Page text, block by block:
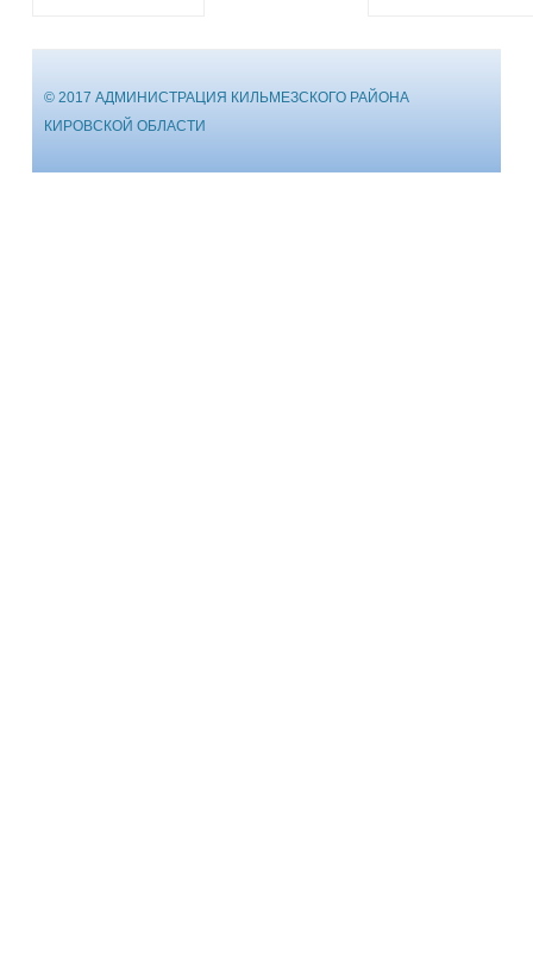
© 2017 АДМИНИСТРАЦИЯ КИЛЬМЕЗСКОГО РАЙОНА
КИРОВСКОЙ ОБЛАСТИ